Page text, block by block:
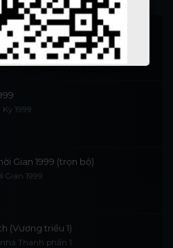
1999
Gian 1999 (trọn bộ)
Gian 1999
(Vương triều 1)
Thanh phần 1